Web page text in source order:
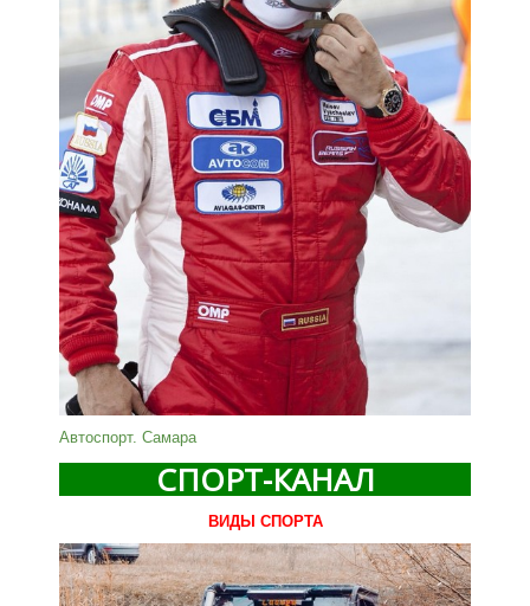
Автоспорт. Самара
СПОРТ-КАНАЛ
ВИДЫ СПОРТА